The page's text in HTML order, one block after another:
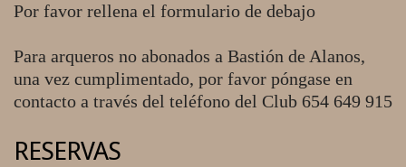
Por favor rellena el formulario de debajo
Para arqueros no abonados a Bastión de Alanos,
una vez cumplimentado, por favor póngase en
contacto a través del teléfono del Club 654 649 915
RESERVAS